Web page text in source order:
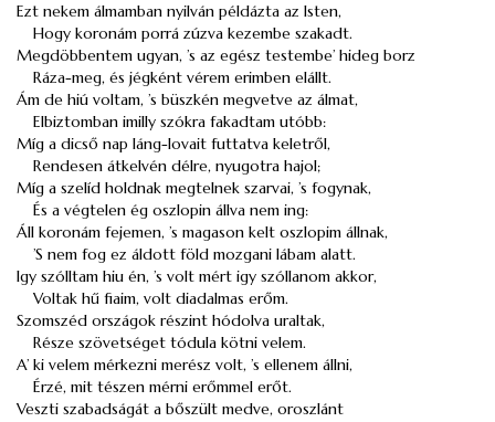
Ezt nekem álmamban nyilván példázta az Isten,
Hogy koronám porrá zúzva kezembe szakadt.
Megdöbbentem ugyan, ’s az egész testembe’ hideg borz
Ráza-meg, és jégként vérem erimben elállt.
Ám de hiú voltam, ’s büszkén megvetve az álmat,
Elbiztomban imilly szókra fakadtam utóbb:
Míg a dicső nap láng-lovait futtatva keletről,
Rendesen átkelvén délre, nyugotra hajol;
Míg a szelíd holdnak megtelnek szarvai, ’s fogynak,
És a végtelen ég oszlopin állva nem ing:
Áll koronám fejemen, ’s magason kelt oszlopim állnak,
’S nem fog ez áldott föld mozgani lábam alatt.
Igy szólltam hiu én, ’s volt mért igy szóllanom akkor,
Voltak hű fiaim, volt diadalmas erőm.
Szomszéd országok részint hódolva uraltak,
Része szövetséget tódula kötni velem.
A’ ki velem mérkezni merész volt, ’s ellenem állni,
Érzé, mit tészen mérni erőmmel erőt.
Veszti szabadságát a bőszült medve, oroszlánt